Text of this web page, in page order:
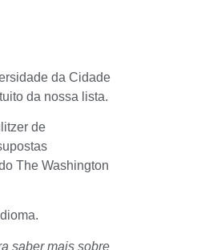
da Cidade
da nossa lista.
de
The Washington
saber mais sobre